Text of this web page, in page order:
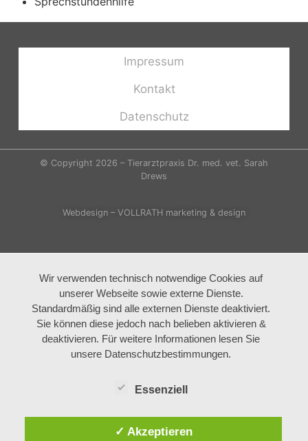
Impressum
Kontakt
Datenschutz
© Copyright 2026 – Tierarztpraxis Dr. med. vet. Sarah
Drews
Webdesign – VOLLRATH marketing & design
Wir verwenden technisch notwendige Cookies auf
unserer Webseite sowie externe Dienste.
Standardmäßig sind alle externen Dienste deaktiviert.
Sie können diese jedoch nach belieben aktivieren &
deaktivieren. Für weitere Informationen lesen Sie
unsere Datenschutzbestimmungen.
Essenziell
✓ Akzeptieren